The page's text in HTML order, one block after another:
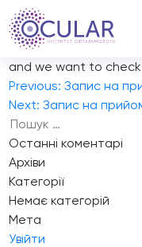
Запис на прийом
Hello, I would like to
daughter Nava.
and we want to
Навігація
записів
Previous: Запис на
Next: Запис на
Пошук:
Останні коментарі
Архіви
Категорії
Немає категорій
Мета
Увійти